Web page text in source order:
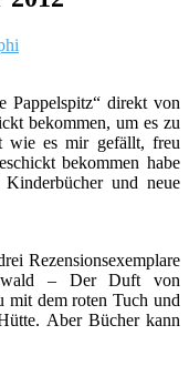
Pappelspitz“ direkt von
bekommen, um es zu
wie es mir gefällt, freu
bekommen habe
und neue
Rezensionsexemplare
– Der Duft von
mit dem roten Tuch und
Aber Bücher kann